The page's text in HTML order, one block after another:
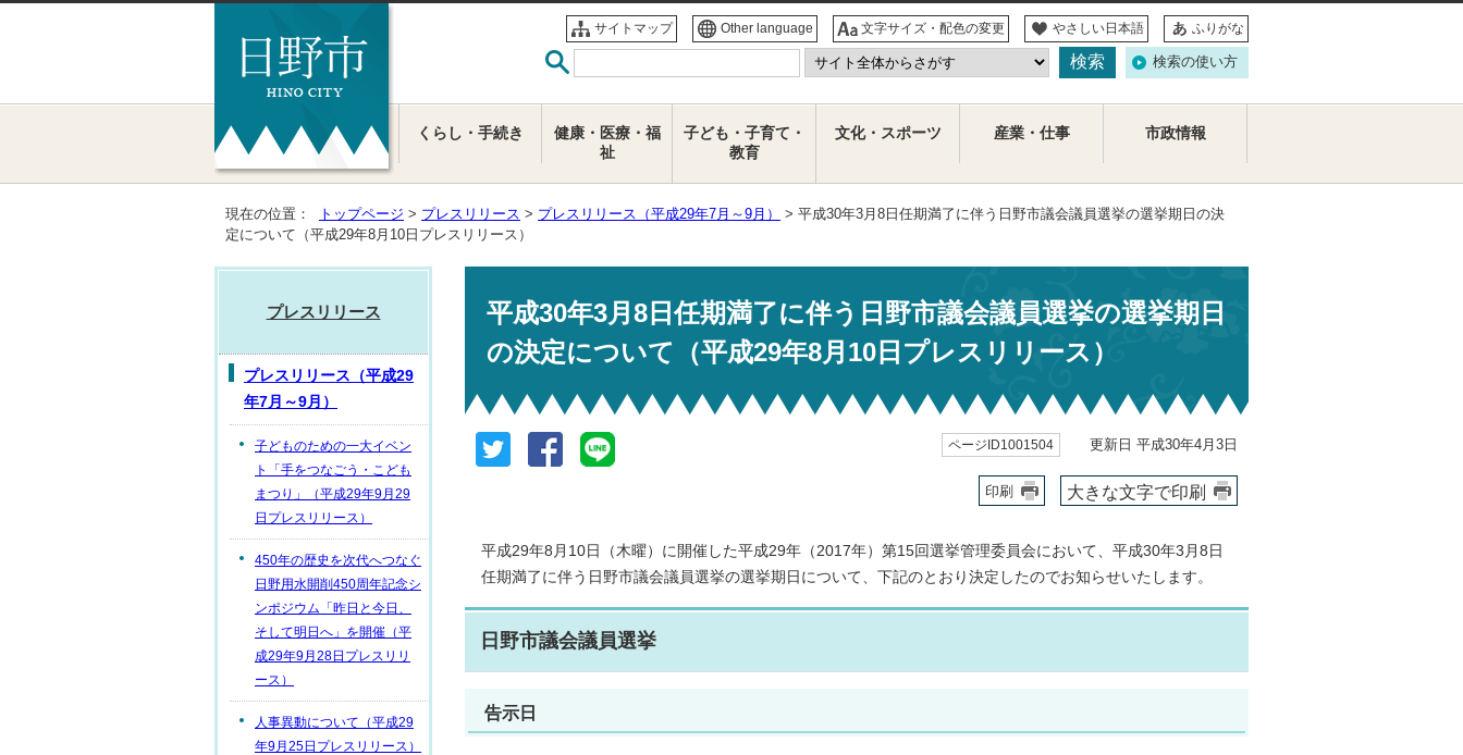
サイトマップ Other language 文字サイズ・配色の変更 やさしい日本語 ふりがな
検索の使い方
くらし・手続き
健康・医療・福
祉
子ども・子育て・
教育
文化・スポーツ 産業・仕事 市政情報
現在の位置： トップページ > プレスリリース > プレスリリース（平成29年7月～9月）
> 平成30年3月8日任期満了に伴う日野市議会議員選挙の選挙期日の決
定について（平成29年8月10日プレスリリース）
平成30年3月8日任期満了に伴う日野市議会議員選挙の選挙期日
の決定について（平成29年8月10日プレスリリース）
ページID1001504 更新日 平成30年4月3日
印刷 大きな文字で印刷
平成29年8月10日（木曜）に開催した平成29年（2017年）第15回選挙管理委員会において、平成30年3月8日
任期満了に伴う日野市議会議員選挙の選挙期日について、下記のとおり決定したのでお知らせいたします。
日野市議会議員選挙
告示日
プレスリリース
プレスリリース（平成29
年7月～9月）
子どものための一大イベン
ト「手をつなごう・こども
まつり」（平成29年9月29
日プレスリリース）
450年の歴史を次代へつなぐ
日野用水開削450周年記念シ
ンポジウム「昨日と今日、
そして明日へ」を開催（平
成29年9月28日プレスリリ
ース）
人事異動について（平成29
年9月25日プレスリリース）